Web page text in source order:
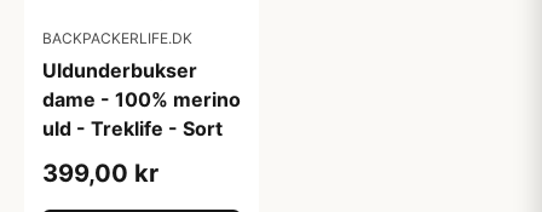
BACKPACKERLIFE.DK
Uldunderbukser
dame - 100% merino
uld - Treklife - Sort
399,00 kr